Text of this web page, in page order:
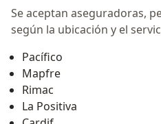
Se aceptan aseguradoras,
según la ubicación y el
Pacífico
Mapfre
Rimac
La Positiva